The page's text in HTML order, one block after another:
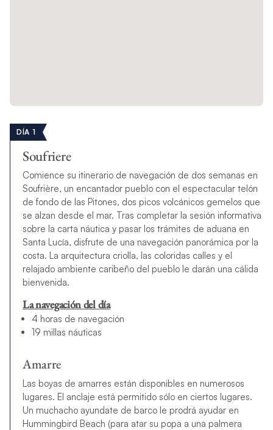
DÍA 1
Soufriere
Comience su itinerario de navegación de dos semanas en
Soufrière, un encantador pueblo con el espectacular telón
de fondo de las Pitones, dos picos volcánicos gemelos que
se alzan desde el mar. Tras completar la sesión informativa
sobre la carta náutica y pasar los trámites de aduana en
Santa Lucía, disfrute de una navegación panorámica por la
costa. La arquitectura criolla, las coloridas calles y el
relajado ambiente caribeño del pueblo le darán una cálida
bienvenida.
La navegación del día
4 horas de navegación
19 millas náuticas
Amarre
Las boyas de amarres están disponibles en numerosos
lugares. El anclaje está permitido sólo en ciertos lugares.
Un muchacho ayundate de barco le prodrá ayudar en
Hummingbird Beach (para atar su popa a una palmera